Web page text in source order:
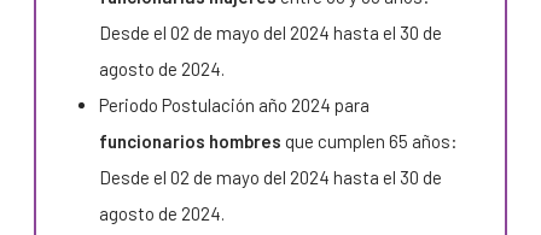
Desde el 02 de mayo del 2024 hasta el 30 de
agosto de 2024.
Periodo Postulación año 2024 para
funcionarios hombres que cumplen 65 años:
Desde el 02 de mayo del 2024 hasta el 30 de
agosto de 2024.